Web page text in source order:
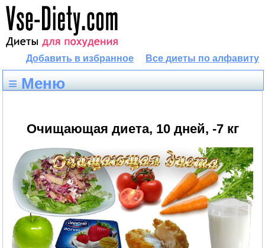
Все диеты по алфавиту
Добавить в избранное
≡ Меню
Очищающая диета, 10 дней, -7 кг